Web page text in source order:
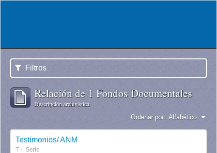
Filtros
Relación de 1 Fondos Documentales
Descripción archivística
Ordenar por: Alfabético
Testimonios/ ANM
T Serie